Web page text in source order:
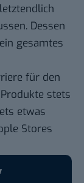
Dessen
gesamtes
für den
stets
etwas
Stores